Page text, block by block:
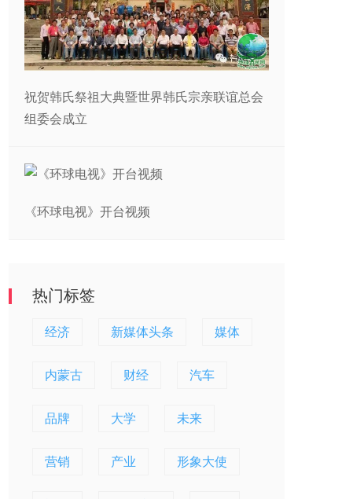
祝贺韩氏祭祖大典暨世界韩氏宗亲联谊总会
组委会成立
《环球电视》开台视频
热门标签
经济 新媒体头条 媒体
内蒙古 财经 汽车
品牌 大学 未来
营销 产业 形象大使